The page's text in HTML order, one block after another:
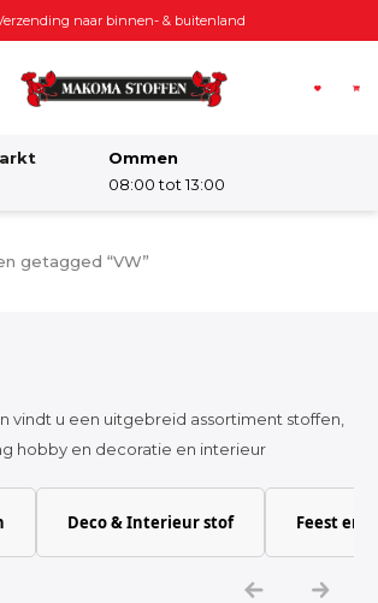
Voor 12:00 besteld, zelfde dag verzonden
Ommen
08:00 tot 13:00
Damesstoffen
Katoen
getagged “VW”
vindt u een uitgebreid assortiment stoffen,
hobby en decoratie en interieur
Deco & Interieur stof Feest en